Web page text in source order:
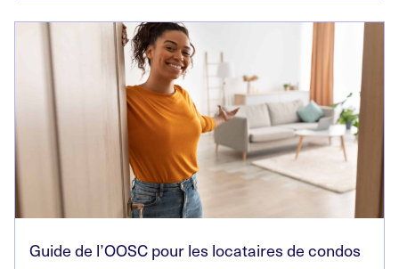
Guide de l’OOSC pour les locataires de condos